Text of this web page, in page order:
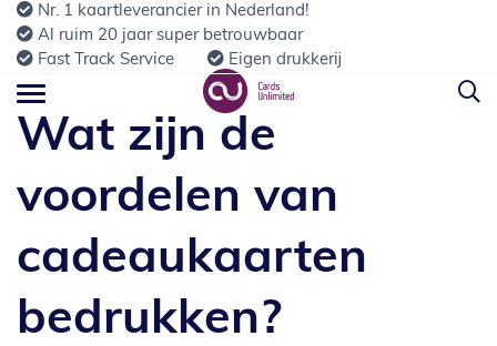
Nr. 1 kaartleverancier in Nederland!
Al ruim 20 jaar super betrouwbaar
Fast Track Service
Eigen drukkerij
Wat zijn de
voordelen van
cadeaukaarten
bedrukken?